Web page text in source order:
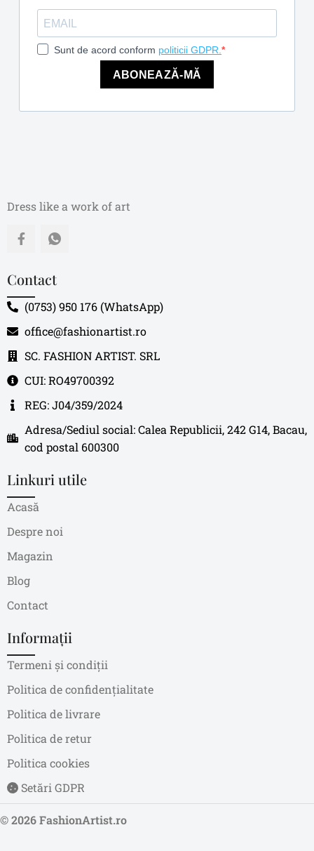
Sunt de acord conform politicii GDPR.
ABONEAZĂ-MĂ
Dress like a work of art
Contact
(0753) 950 176 (WhatsApp)
office@fashionartist.ro
SC. FASHION ARTIST. SRL
CUI: RO49700392
REG: J04/359/2024
Adresa/Sediul social: Calea Republicii, 242 G14, Bacau,
cod postal 600300
Linkuri utile
Acasă
Despre noi
Magazin
Blog
Contact
Informații
Termeni și condiții
Politica de confidențialitate
Politica de livrare
Politica de retur
Politica cookies
Setări GDPR
© 2026 FashionArtist.ro